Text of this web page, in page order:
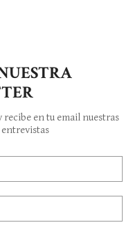
en tu email nuestras